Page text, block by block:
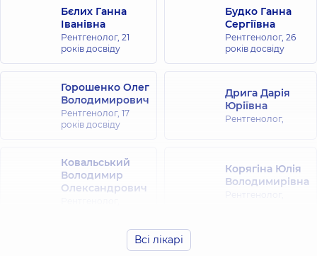
Бєлих Ганна
Іванівна
Рентгенолог, 21
років досвіду
Будко Ганна
Сергіївна
Рентгенолог, 26
років досвіду
Горошенко Олег
Володимирович
Рентгенолог, 17
років досвіду
Дрига Дарія
Юріївна
Рентгенолог,
Ковальський
Володимир
Олександрович
Корягіна Юлія
Володимирівна
Всі лікарі